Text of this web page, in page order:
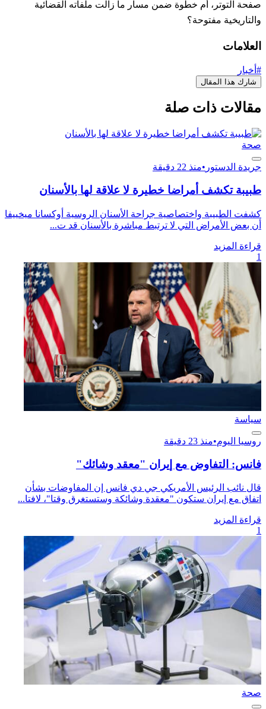
صفحة التوتر، أم خطوة ضمن مسار ما زالت ملفاته القضائية
والتاريخية مفتوحة؟
العلامات
#أخبار
شارك هذا المقال
مقالات ذات صلة
صحة
جريدة الدستور •منذ 22 دقيقة
طبيبة تكشف أمراضا خطيرة لا علاقة لها بالأسنان
كشفت الطبيبة واختصاصية جراحة الأسنان الروسية أوكسانا ميخييفا
أن بعض الأمراض التي لا ترتبط مباشرة بالأسنان قد ت...
قراءة المزيد
1
سياسة
روسيا اليوم•منذ 23 دقيقة
فانس: التفاوض مع إيران "معقد وشائك"
قال نائب الرئيس الأمريكي جي دي فانس إن المفاوضات بشأن
اتفاق مع إيران ستكون "معقدة وشائكة وستستغرق وقتا"، لافتا...
قراءة المزيد
1
صحة